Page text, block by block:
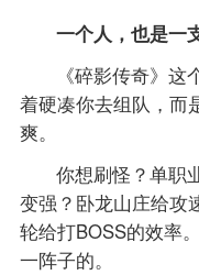
一个人，也是一
《碎影传奇》
着硬凑你去组队，而
爽。
你想刷怪？单职
变强？卧龙山庄给攻
轮给打BOSS的效率
一阵子的。